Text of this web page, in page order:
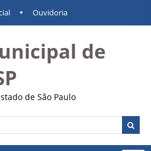
Ouvidoria
de
de São Paulo